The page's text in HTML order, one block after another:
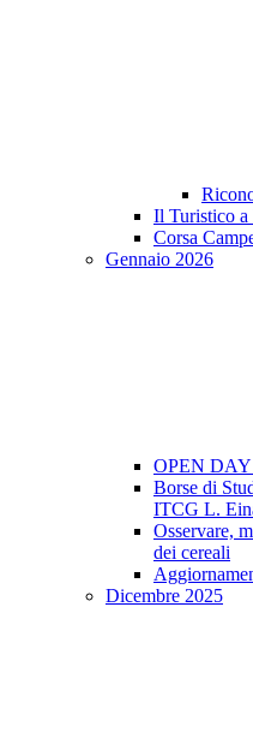
Il Turistico a
Corsa
Gennaio 2026
OPEN
Borse di
ITCG L.
Osservare,
dei cereali
Dicembre 2025